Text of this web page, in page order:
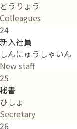
どうりょう
Colleagues
24
新入社員
しんにゅうしゃいん
New staff
25
秘書
ひしょ
Secretary
26